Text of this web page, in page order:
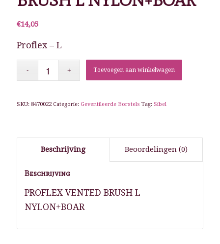
€14,05
Proflex – L
Toevoegen aan winkelwagen
SKU: 8470022 Categorie: Geventileerde Borstels Tag: Sibel
Beschrijving Beoordelingen (0)
Beschrijving
PROFLEX VENTED BRUSH L
NYLON+BOAR